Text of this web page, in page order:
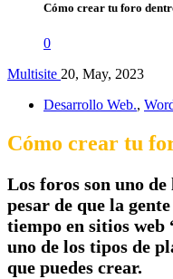
Cómo crear tu foro
0
Multisite 20, May, 2023
Desarrollo Web.,
Cómo crear tu
Los foros son uno
pesar de que la
tiempo en sitios web
uno de los tipos de
que puedes crear.